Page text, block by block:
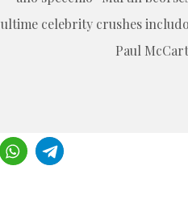
ultime celebrity crushes
Paul